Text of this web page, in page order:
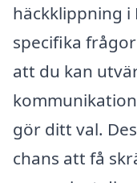
häckklippning i
specifika
att du kan
gör ditt val.
chans att få